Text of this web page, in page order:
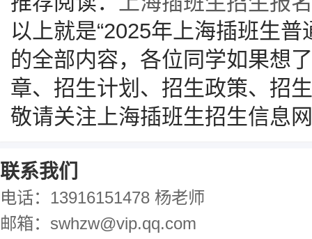
以上就是“2025年上海插班生普
的全部内容，各位同学如果想
章、招生计划、招生政策、招
敬请关注上海插班生招生信息
联系我们
电话：13916151478 杨老师
邮箱：swhzw@vip.qq.com